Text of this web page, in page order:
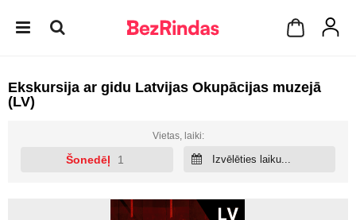
Ekskursija ar gidu Latvijas Okupācijas muzejā
(LV)
Vietas, laiki:
Šonedēļ 1